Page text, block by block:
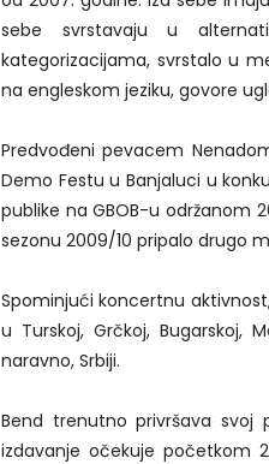
sebe svrstavaju u
kategorizacijama, svrstalo u
na engleskom jeziku, govore
Predvođeni pevacem
Demo Festu u Banjaluci u
publike na GBOB-u održanom
sezonu 2009/10 pripalo drugo
Spominjući koncertnu
u Turskoj, Grčkoj, Bugarskoj,
naravno, Srbiji.
Bend trenutno privršava svoj
izdavanje očekuje početkom